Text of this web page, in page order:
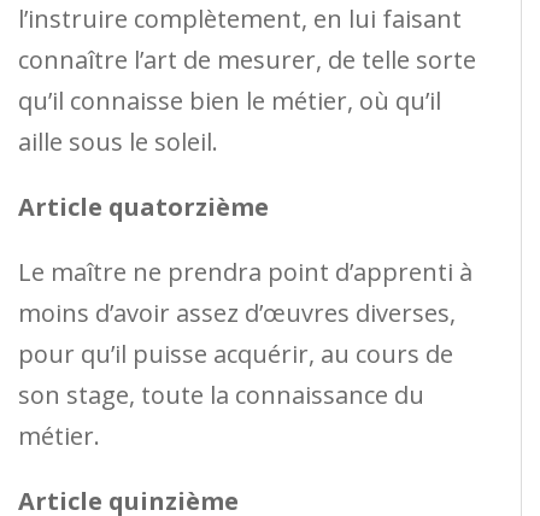
l’instruire complètement, en lui faisant
connaître l’art de mesurer, de telle sorte
qu’il connaisse bien le métier, où qu’il
aille sous le soleil.
Article quatorzième
Le maître ne prendra point d’apprenti à
moins d’avoir assez d’œuvres diverses,
pour qu’il puisse acquérir, au cours de
son stage, toute la connaissance du
métier.
Article quinzième